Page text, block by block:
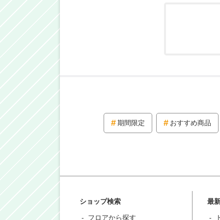
期間限定 おすすめ商品
ショップ検索
フロアから探す
最